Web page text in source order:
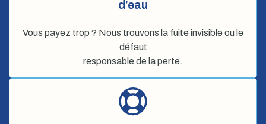
d’eau
Vous payez trop ? Nous trouvons la fuite invisible ou le
défaut
responsable de la perte.